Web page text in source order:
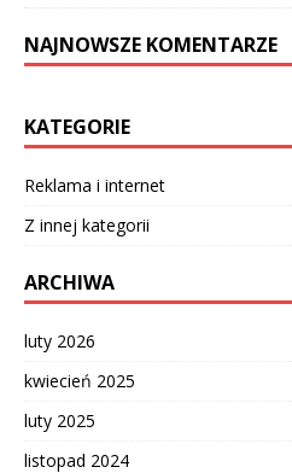
NAJNOWSZE KOMENTARZE
KATEGORIE
Reklama i internet
Z innej kategorii
ARCHIWA
luty 2026
kwiecień 2025
luty 2025
listopad 2024